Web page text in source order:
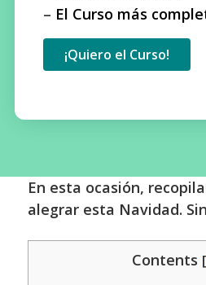
– El Curso más
¡Quiero el Curso!
En esta ocasión,
alegrar esta Navidad.
Contents [